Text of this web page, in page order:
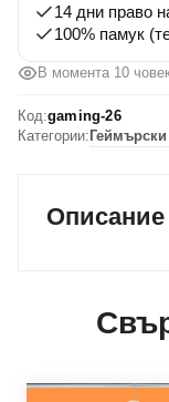
14 дни право
100% памук
В момента 10
Код:gaming-26
Категории: Геймърски
Описание